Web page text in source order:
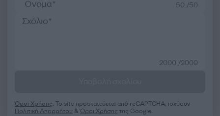
50 /50
2000 /2000
Όροι Χρήσης. Το site προστατεύεται από reCAPTCHA, ισχύουν
Πολιτική Απορρήτου &Όροι Χρήσης της Google.